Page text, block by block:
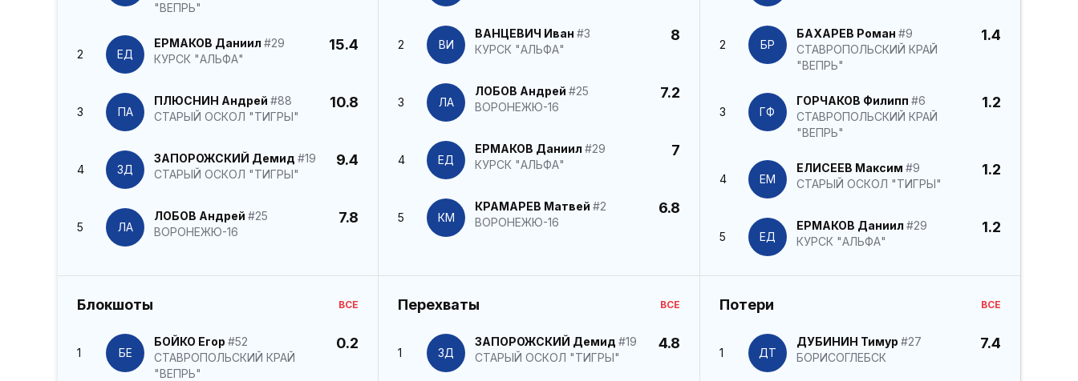
"ВЕПРЬ"
2 ЕД
ЕРМАКОВ Даниил #29
КУРСК "АЛЬФА"
15.4
3 ПА
ПЛЮСНИН Андрей #88
СТАРЫЙ ОСКОЛ "ТИГРЫ"
10.8
4 ЗД
ЗАПОРОЖСКИЙ Демид #19
СТАРЫЙ ОСКОЛ "ТИГРЫ"
9.4
5 ЛА
ЛОБОВ Андрей #25
ВОРОНЕЖЮ-16
7.8
2 ВИ
ВАНЦЕВИЧ Иван#3
КУРСК "АЛЬФА"
8
3 ЛА
ЛОБОВ Андрей#25
ВОРОНЕЖЮ-16
7.2
4 ЕД
ЕРМАКОВ Даниил#29
КУРСК "АЛЬФА"
7
5 КМ
КРАМАРЕВ Матвей#2
ВОРОНЕЖЮ-16
6.8
2 БР
БАХАРЕВ Роман #9
СТАВРОПОЛЬСКИЙ КРАЙ
"ВЕПРЬ"
1.4
3 ГФ
ГОРЧАКОВ Филипп #6
СТАВРОПОЛЬСКИЙ КРАЙ
"ВЕПРЬ"
1.2
4 ЕМ
ЕЛИСЕЕВ Максим #9
СТАРЫЙ ОСКОЛ "ТИГРЫ"
1.2
5 ЕД
ЕРМАКОВ Даниил #29
КУРСК "АЛЬФА"
1.2
Блокшоты ВСЕ
1 БЕ
БОЙКО Егор #52
СТАВРОПОЛЬСКИЙ КРАЙ
"ВЕПРЬ"
0.2
Перехваты ВСЕ
1 ЗД
ЗАПОРОЖСКИЙ Демид#19
СТАРЫЙ ОСКОЛ "ТИГРЫ"
4.8
Потери ВСЕ
1 ДТ
ДУБИНИН Тимур #27
БОРИСОГЛЕБСК
7.4